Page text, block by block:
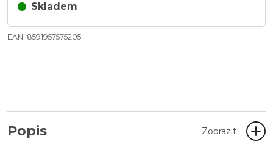
Skladem
EAN: 8591957575205
Popis Zobrazit